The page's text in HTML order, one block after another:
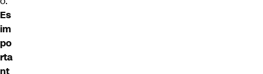
Es
im
po
rta